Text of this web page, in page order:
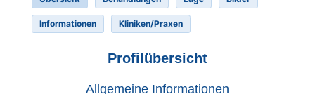
Informationen Kliniken/Praxen
Profilübersicht
Allgemeine Informationen